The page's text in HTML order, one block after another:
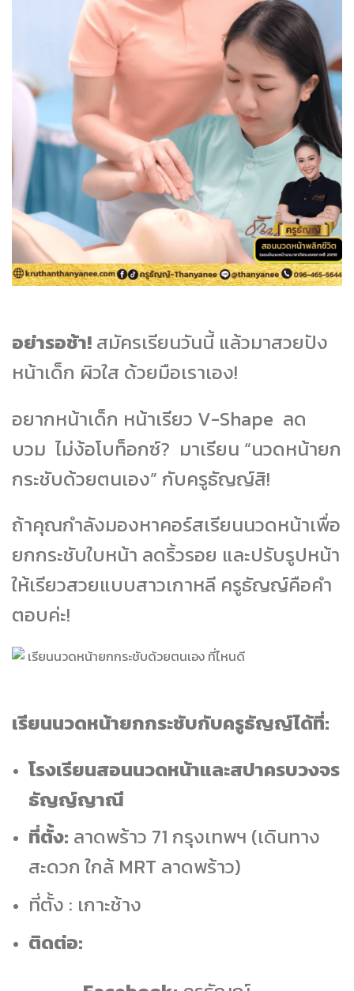
อย่ารอช้า! สมัครเรียนวันนี้ แล้วมาสวยปัง
หน้าเด็ก ผิวใส ด้วยมือเราเอง!
อยากหน้าเด็ก หน้าเรียว V-Shape ลด
บวม ไม่ง้อโบท็อกซ์? มาเรียน “นวดหน้ายก
กระชับด้วยตนเอง” กับครูธัญญ์สิ!
ถ้าคุณกำลังมองหาคอร์สเรียนนวดหน้าเพื่อ
ยกกระชับใบหน้า ลดริ้วรอย และปรับรูปหน้า
ให้เรียวสวยแบบสาวเกาหลี ครูธัญญ์คือคำ
ตอบค่ะ!
เรียนนวดหน้ายกกระชับกับครูธัญญ์ได้ที่:
โรงเรียนสอนนวดหน้าและสปาครบวงจร
ธัญญ์ญาณี
ที่ตั้ง: ลาดพร้าว 71 กรุงเทพฯ (เดินทาง
สะดวก ใกล้ MRT ลาดพร้าว)
ที่ตั้ง : เกาะช้าง
ติดต่อ: